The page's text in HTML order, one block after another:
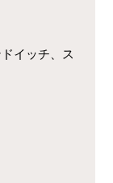
イッチ、ス